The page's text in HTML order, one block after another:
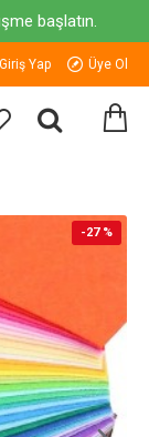
başlatın.
Giriş Yap Üye Ol
-27 %